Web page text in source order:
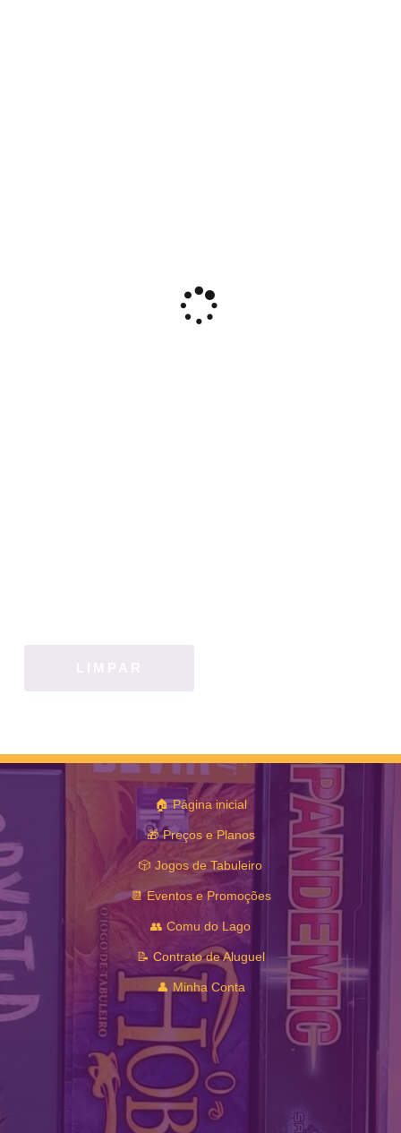
🏠 Página inicial
🎁 Preços e Planos
🎲 Jogos de Tabuleiro
📆 Eventos e Promoções
👥 Comu do Lago
📝 Contrato de Aluguel
👤 Minha Conta